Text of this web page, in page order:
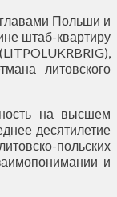
Польши и
штаб-квартиру
литовского
на высшем
десятилетие
польских
и